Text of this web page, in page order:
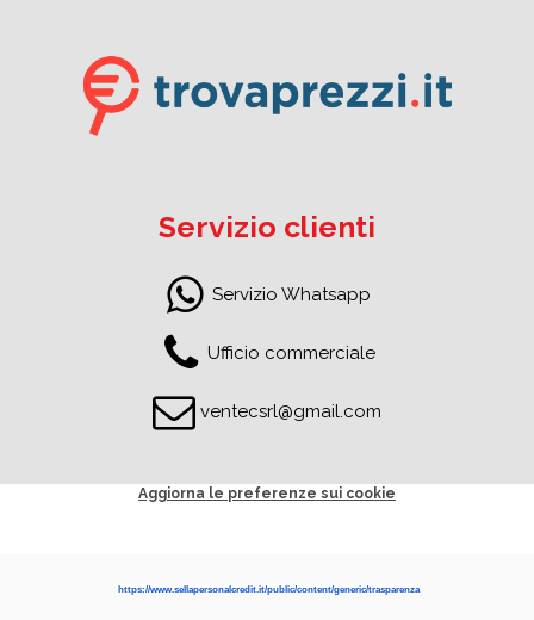
Servizio clienti
Servizio Whatsapp
Ufficio commerciale
ventecsrl@gmail.com
Aggiorna le preferenze sui cookie
https://www.sellapersonalcredit.it/public/content/generic/trasparenza